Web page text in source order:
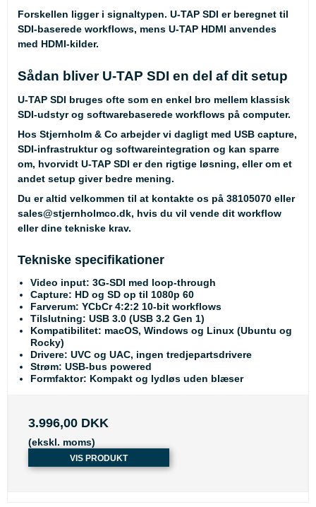
Forskellen ligger i signaltypen. U-TAP SDI er beregnet til
SDI-baserede workflows, mens U-TAP HDMI anvendes
med HDMI-kilder.
Sådan bliver U-TAP SDI en del af dit setup
U-TAP SDI bruges ofte som en enkel bro mellem klassisk
SDI-udstyr og softwarebaserede workflows på computer.
Hos Stjernholm & Co arbejder vi dagligt med USB capture,
SDI-infrastruktur og softwareintegration og kan sparre
om, hvorvidt U-TAP SDI er den rigtige løsning, eller om et
andet setup giver bedre mening.
Du er altid velkommen til at kontakte os på 38105070 eller
sales@stjernholmco.dk, hvis du vil vende dit workflow
eller dine tekniske krav.
Tekniske specifikationer
Video input: 3G-SDI med loop-through
Capture: HD og SD op til 1080p 60
Farverum: YCbCr 4:2:2 10-bit workflows
Tilslutning: USB 3.0 (USB 3.2 Gen 1)
Kompatibilitet: macOS, Windows og Linux (Ubuntu og
Rocky)
Drivere: UVC og UAC, ingen tredjepartsdrivere
Strøm: USB-bus powered
Formfaktor: Kompakt og lydløs uden blæser
3.996,00 DKK
(ekskl. moms)
VIS PRODUKT